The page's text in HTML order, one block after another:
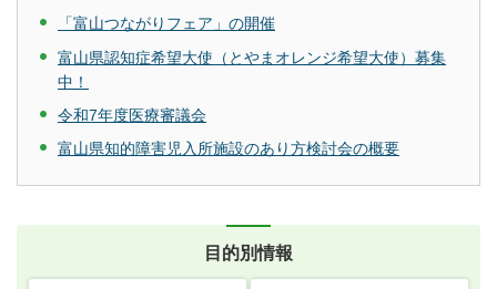
「富山つながりフェア」の開催
富山県認知症希望大使（とやまオレンジ希望大使）募集
中！
令和7年度医療審議会
富山県知的障害児入所施設のあり方検討会の概要
目的別情報